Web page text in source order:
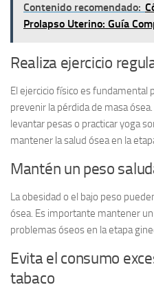
Contenido recomendado:
Prolapso Uterino: Guía
Realiza ejercicio
El ejercicio físico es fundamental
prevenir la pérdida de masa
levantar pesas o practicar yoga
mantener la salud ósea en la
Mantén un peso
La obesidad o el bajo peso
ósea. Es importante mantener
problemas óseos en la etapa
Evita el consumo
tabaco